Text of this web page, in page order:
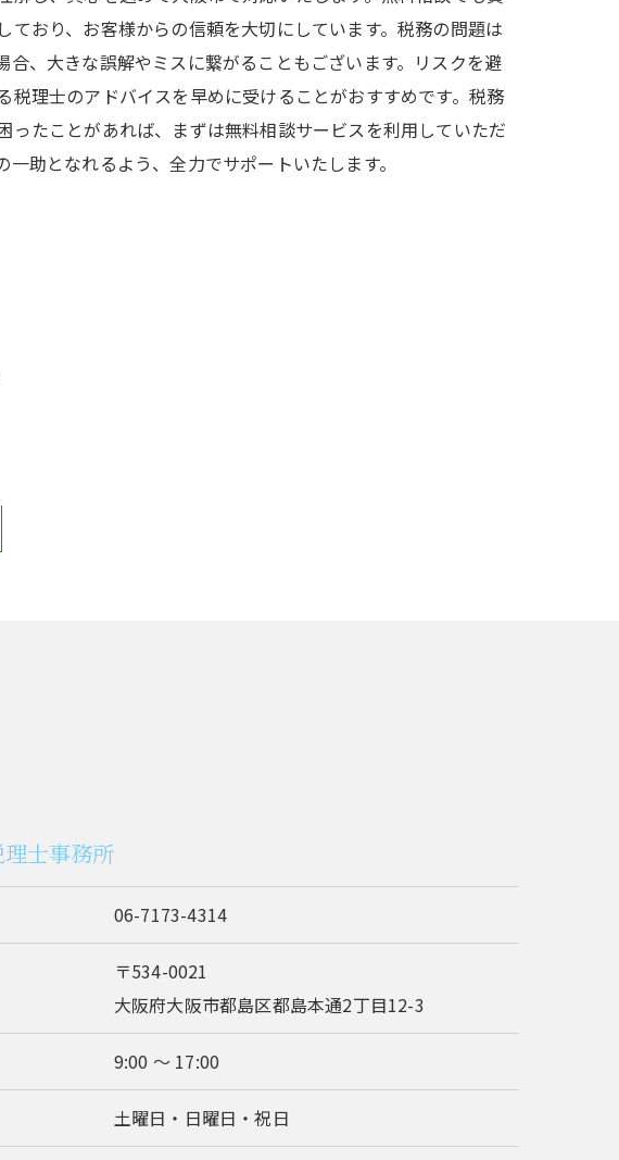
ており、お客様からの信頼を大切にしています。税務の問題は
合、大きな誤解やミスに繋がることもございます。リスクを避
税理士のアドバイスを早めに受けることがおすすめです。税務
ったことがあれば、まずは無料相談サービスを利用していただ
助となれるよう、全力でサポートいたします。
士事務所
06-7173-4314
〒534-0021
大阪府大阪市都島区都島本通2丁目12-3
9:00 〜 17:00
土曜日・日曜日・祝日